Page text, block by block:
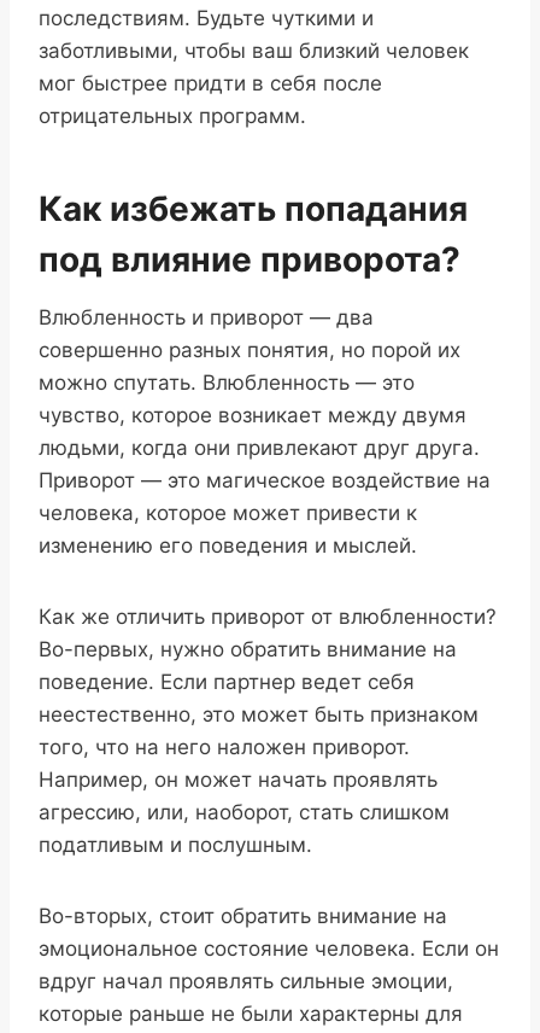
последствиям. Будьте чуткими и
заботливыми, чтобы ваш близкий человек
мог быстрее придти в себя после
отрицательных программ.
Как избежать попадания
под влияние приворота?
Влюбленность и приворот — два
совершенно разных понятия, но порой их
можно спутать. Влюбленность — это
чувство, которое возникает между двумя
людьми, когда они привлекают друг друга.
Приворот — это магическое воздействие на
человека, которое может привести к
изменению его поведения и мыслей.
Как же отличить приворот от влюбленности?
Во-первых, нужно обратить внимание на
поведение. Если партнер ведет себя
неестественно, это может быть признаком
того, что на него наложен приворот.
Например, он может начать проявлять
агрессию, или, наоборот, стать слишком
податливым и послушным.
Во-вторых, стоит обратить внимание на
эмоциональное состояние человека. Если он
вдруг начал проявлять сильные эмоции,
которые раньше не были характерны для